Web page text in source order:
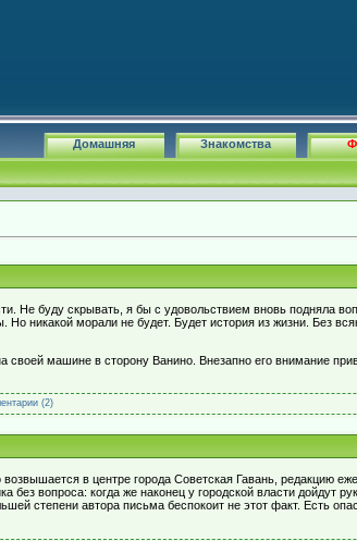
Знакомства
Домашняя
Не буду скрывать, я бы с удовольствием вновь подняла
никакой морали не будет. Будет история из жизни. Без
машине в сторону Ванино. Внезапно его внимание
(2)
в центре города Советская Гавань, редакцию
вопроса: когда же наконец у городской власти дойдут
степени автора письма беспокоит не этот факт. Есть